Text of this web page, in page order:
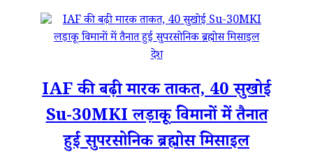
देश
IAF की बढ़ी मारक ताकत, 40 सुखोई
Su-30MKI लड़ाकू विमानों में तैनात
हुई सुपरसोनिक ब्रह्मोस मिसाइल